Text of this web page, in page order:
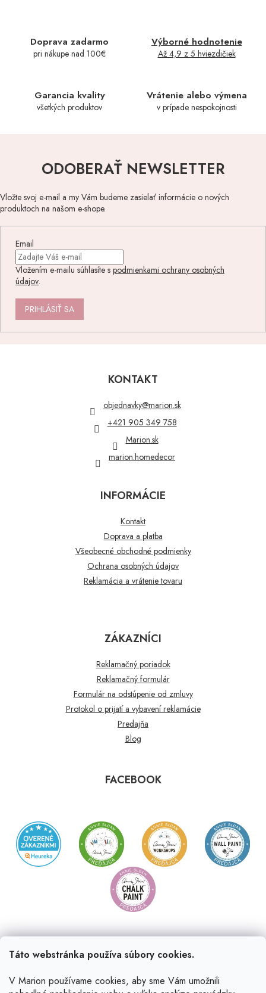
Táto webstránka používa súbory cookies.
V Marion používame cookies, aby sme Vám umožnili
s
u
Doprava zadarmo
pri nákupe nad 100€
Výborné hodnotenie
Až 4,9 z 5 hviezdičiek
Garancia kvality
všetkých produktov
Vrátenie alebo výmena
v prípade nespokojnosti
ODOBERAŤ NEWSLETTER
Vložte svoj e-mail a my Vám budeme zasielať informácie o nových
produktoch na našom e-shope.
Email
Vložením e-mailu súhlasíte s podmienkami ochrany osobných
údajov.
PRIHLÁSIŤ SA
KONTAKT
objednavky@marion.sk
+421 905 349 758
Marion.sk
marion.homedecor
INFORMÁCIE
Kontakt
Doprava a platba
Všeobecné obchodné podmienky
Ochrana osobných údajov
Reklamácia a vrátenie tovaru
ZÁKAZNÍCI
Reklamačný poriadok
Reklamačný formulár
Formulár na odstúpenie od zmluvy
Protokol o prijatí a vybavení reklamácie
Predajňa
Blog
FACEBOOK